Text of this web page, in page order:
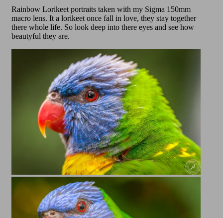
Rainbow Lorikeet portraits taken with my Sigma 150mm
macro lens. It a lorikeet once fall in love, they stay together
there whole life. So look deep into there eyes and see how
beautyful they are.